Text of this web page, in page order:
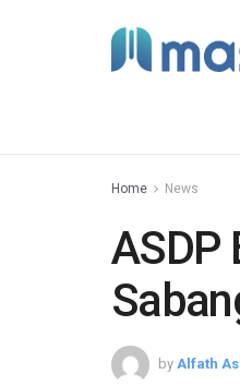
Home News
ASDP
by Alfath